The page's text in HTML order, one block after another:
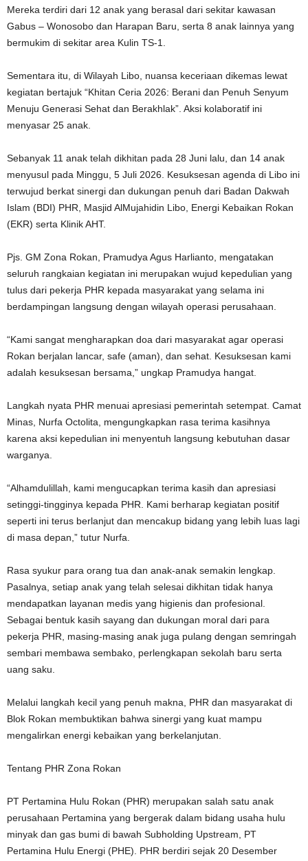
Mereka terdiri dari 12 anak yang berasal dari sekitar kawasan
Gabus – Wonosobo dan Harapan Baru, serta 8 anak lainnya yang
bermukim di sekitar area Kulin TS-1.
Sementara itu, di Wilayah Libo, nuansa keceriaan dikemas lewat
kegiatan bertajuk “Khitan Ceria 2026: Berani dan Penuh Senyum
Menuju Generasi Sehat dan Berakhlak”. Aksi kolaboratif ini
menyasar 25 anak.
Sebanyak 11 anak telah dikhitan pada 28 Juni lalu, dan 14 anak
menyusul pada Minggu, 5 Juli 2026. Kesuksesan agenda di Libo ini
terwujud berkat sinergi dan dukungan penuh dari Badan Dakwah
Islam (BDI) PHR, Masjid AlMujahidin Libo, Energi Kebaikan Rokan
(EKR) serta Klinik AHT.
Pjs. GM Zona Rokan, Pramudya Agus Harlianto, mengatakan
seluruh rangkaian kegiatan ini merupakan wujud kepedulian yang
tulus dari pekerja PHR kepada masyarakat yang selama ini
berdampingan langsung dengan wilayah operasi perusahaan.
“Kami sangat mengharapkan doa dari masyarakat agar operasi
Rokan berjalan lancar, safe (aman), dan sehat. Kesuksesan kami
adalah kesuksesan bersama,” ungkap Pramudya hangat.
Langkah nyata PHR menuai apresiasi pemerintah setempat. Camat
Minas, Nurfa Octolita, mengungkapkan rasa terima kasihnya
karena aksi kepedulian ini menyentuh langsung kebutuhan dasar
warganya.
“Alhamdulillah, kami mengucapkan terima kasih dan apresiasi
setinggi-tingginya kepada PHR. Kami berharap kegiatan positif
seperti ini terus berlanjut dan mencakup bidang yang lebih luas lagi
di masa depan,” tutur Nurfa.
Rasa syukur para orang tua dan anak-anak semakin lengkap.
Pasalnya, setiap anak yang telah selesai dikhitan tidak hanya
mendapatkan layanan medis yang higienis dan profesional.
Sebagai bentuk kasih sayang dan dukungan moral dari para
pekerja PHR, masing-masing anak juga pulang dengan semringah
sembari membawa sembako, perlengkapan sekolah baru serta
uang saku.
Melalui langkah kecil yang penuh makna, PHR dan masyarakat di
Blok Rokan membuktikan bahwa sinergi yang kuat mampu
mengalirkan energi kebaikan yang berkelanjutan.
Tentang PHR Zona Rokan
PT Pertamina Hulu Rokan (PHR) merupakan salah satu anak
perusahaan Pertamina yang bergerak dalam bidang usaha hulu
minyak dan gas bumi di bawah Subholding Upstream, PT
Pertamina Hulu Energi (PHE). PHR berdiri sejak 20 Desember